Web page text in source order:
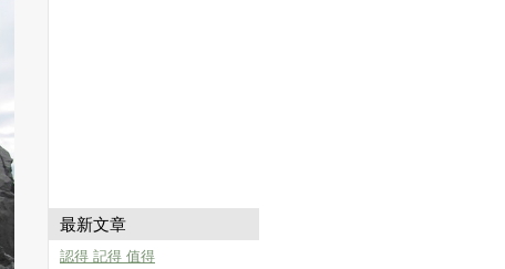
最新文章
認得 記得 值得